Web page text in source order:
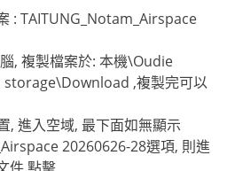
: TAITUNG_Notam_Airspace
, 複製檔案於: 本機\Oudie
,複製完可以
, 進入空域, 最下面如無顯示
20260626-28選項, 則進